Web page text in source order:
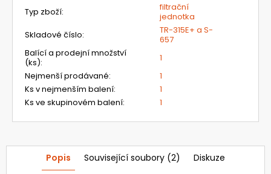
Typ zboží:
filtrační
jednotka
Skladové číslo:
TR-315E+ a S-
657
Balící a prodejní množství
(ks):
1
Nejmenší prodávané:
1
Ks v nejmenším balení:
1
Ks ve skupinovém balení: 1
Popis Související soubory (2)
Diskuze
ŠTÍT
386,40
Kč
Původně:
460